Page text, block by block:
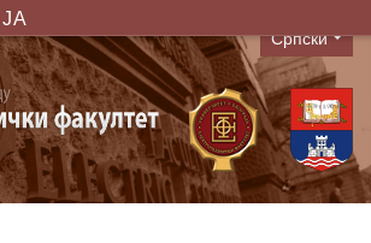
Language
Српски